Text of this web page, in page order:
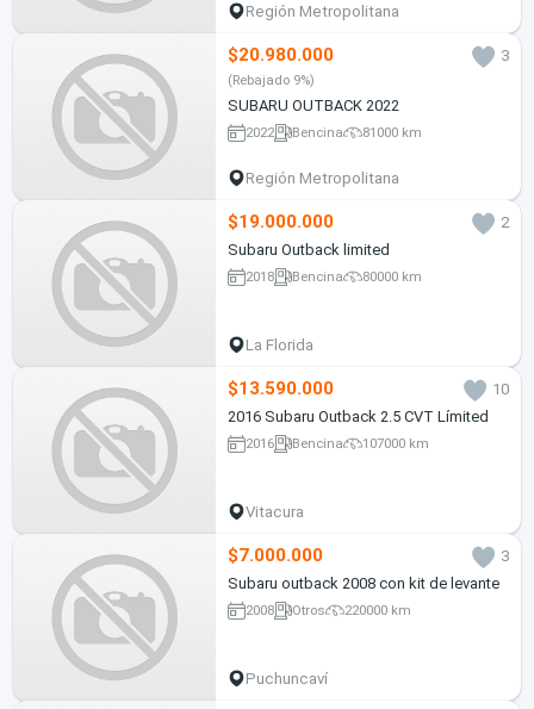
Región Metropolitana
$20.980.000 3
(Rebajado 9%)
SUBARU OUTBACK 2022
2022 Bencina 81000 km
Región Metropolitana
$19.000.000
2
Subaru Outback limited
2018 Bencina 80000 km
La Florida
$13.590.000
10
2016 Subaru Outback 2.5 CVT Límited
2016 Bencina 107000 km
Vitacura
$7.000.000
3
Subaru outback 2008 con kit de levante
2008 Otros 220000 km
Puchuncaví